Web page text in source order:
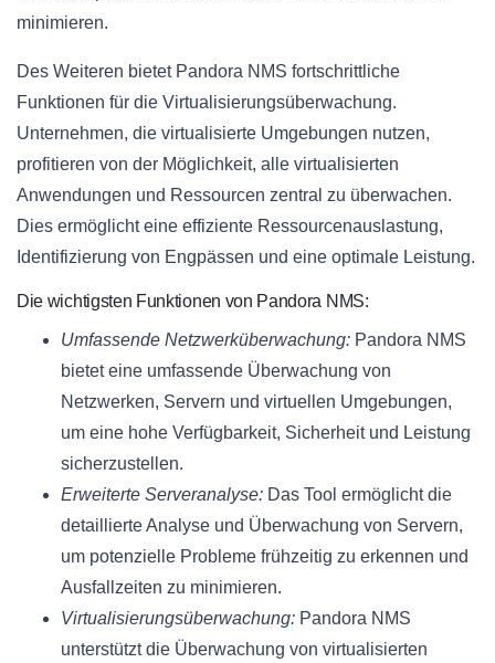
minimieren.
Des Weiteren bietet Pandora NMS fortschrittliche
Funktionen für die Virtualisierungsüberwachung.
Unternehmen, die virtualisierte Umgebungen nutzen,
profitieren von der Möglichkeit, alle virtualisierten
Anwendungen und Ressourcen zentral zu überwachen.
Dies ermöglicht eine effiziente Ressourcenauslastung,
Identifizierung von Engpässen und eine optimale Leistung.
Die wichtigsten Funktionen von Pandora NMS:
Umfassende Netzwerküberwachung: Pandora NMS
bietet eine umfassende Überwachung von
Netzwerken, Servern und virtuellen Umgebungen,
um eine hohe Verfügbarkeit, Sicherheit und Leistung
sicherzustellen.
Erweiterte Serveranalyse: Das Tool ermöglicht die
detaillierte Analyse und Überwachung von Servern,
um potenzielle Probleme frühzeitig zu erkennen und
Ausfallzeiten zu minimieren.
Virtualisierungsüberwachung: Pandora NMS
unterstützt die Überwachung von virtualisierten